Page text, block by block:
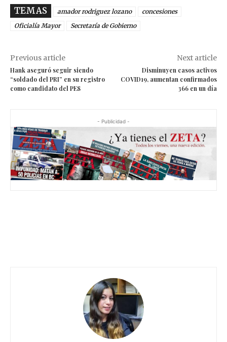
TEMAS amador rodriguez lozano
concesiones
Oficialía Mayor
Secretaría de Gobierno
Previous article
Hank aseguró seguir siendo
“soldado del PRI” en su registro
como candidato del PES
Next article
Disminuyen casos activos
COVID19, aumentan confirmados
366 en un día
- Publicidad -